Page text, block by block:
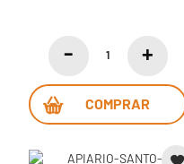
COMPRAR